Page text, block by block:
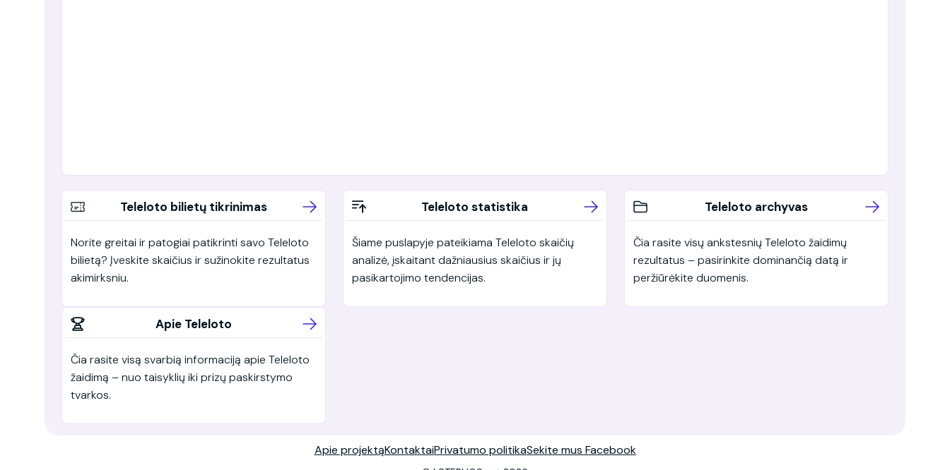
Teleloto bilietų tikrinimas
Norite greitai ir patogiai patikrinti savo Teleloto
bilietą? Įveskite skaičius ir sužinokite rezultatus
akimirksniu.
Teleloto statistika
Šiame puslapyje pateikiama Teleloto skaičių
analizė, įskaitant dažniausius skaičius ir jų
pasikartojimo tendencijas.
Teleloto archyvas
Čia rasite visų ankstesnių Teleloto žaidimų
rezultatus – pasirinkite dominančią datą ir
peržiūrėkite duomenis.
Apie Teleloto
Čia rasite visą svarbią informaciją apie Teleloto
žaidimą – nuo taisyklių iki prizų paskirstymo
tvarkos.
Apie projektąKontaktaiPrivatumo politikaSekite mus Facebook